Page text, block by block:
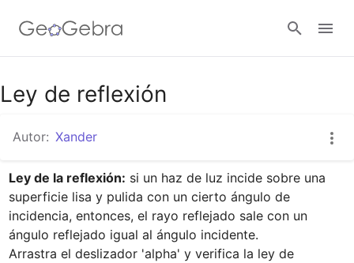
Google Classroom
GeoGebra Classroom
Abrir sesión
Ley de reflexión
Autor: Xander
Ley de la reflexión: si un haz de luz incide sobre una
superficie lisa y pulida con un cierto ángulo de
incidencia, entonces, el rayo reflejado sale con un
ángulo reflejado igual al ángulo incidente.
Arrastra el deslizador 'alpha' y verifica la ley de